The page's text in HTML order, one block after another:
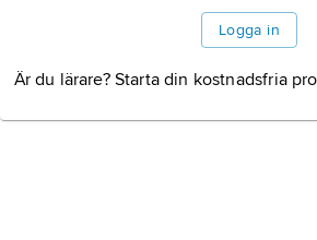
Logga in
Är du lärare? Starta din kostnadsfria